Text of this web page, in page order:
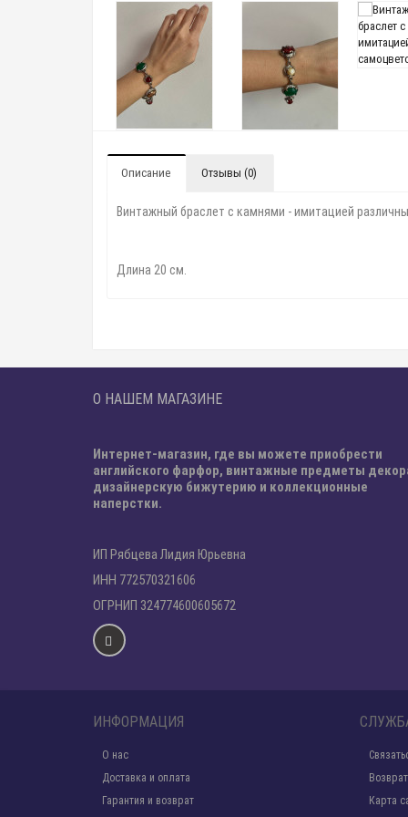
Описание Отзывы (0)
Винтажный браслет с камнями - имитацией
Длина 20 см.
О НАШЕМ МАГАЗИНЕ
Интернет-магазин, где вы можете приобрести
английского фарфор, винтажные предметы
дизайнерскую бижутерию и коллекционные
наперстки.
ИП Рябцева Лидия Юрьевна
ИНН 772570321606
ОГРНИП 324774600605672
ИНФОРМАЦИЯ
О нас
Доставка и оплата
Гарантия и возврат
Карта